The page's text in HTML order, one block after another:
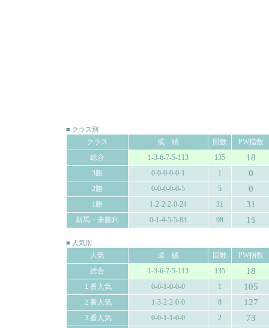
■ クラス別
クラス 成 績 回数
PW指数
総合
1-3-6-7-5-113 135 18
3勝 0-0-0-0-0-1 1 0
2勝 0-0-0-0-0-5 5 0
1勝 1-2-2-2-0-24 31 31
新馬・未勝利 0-1-4-5-5-83 98 15
■ 人気別
人気 成 績 回数
PW指数
総合
1-3-6-7-5-113 135 18
１番人気 0-0-1-0-0-0 1 105
２番人気 1-3-2-2-0-0 8 127
３番人気 0-0-1-1-0-0 2 73